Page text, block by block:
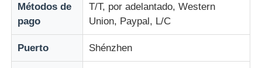
Métodos de
pago
T/T, por adelantado, Western
Union, Paypal, L/C
Puerto Shénzhen